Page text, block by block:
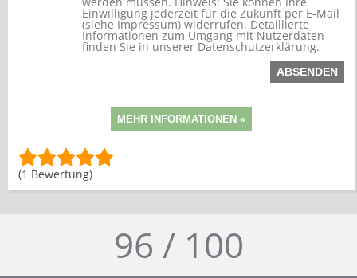
Einwilligung jederzeit für die Zukunft per E-Mail
(siehe Impressum) widerrufen. Detaillierte
Informationen zum Umgang mit Nutzerdaten
finden Sie in unserer Datenschutzerklärung.
(1 Bewertung)
96 / 100